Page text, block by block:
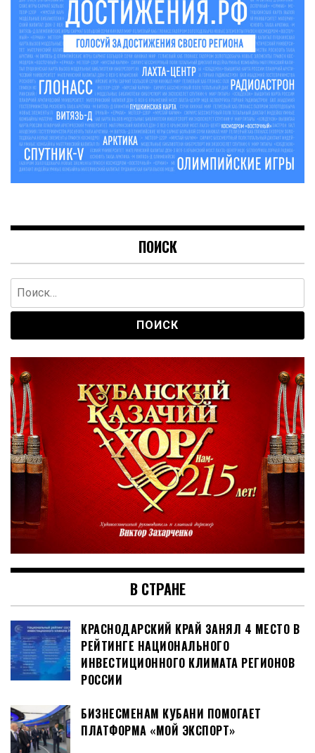
ПОИСК
Найти:
В СТРАНЕ
КРАСНОДАРСКИЙ КРАЙ ЗАНЯЛ 4 МЕСТО В
РЕЙТИНГЕ НАЦИОНАЛЬНОГО
ИНВЕСТИЦИОННОГО КЛИМАТА РЕГИОНОВ
РОССИИ
БИЗНЕСМЕНАМ КУБАНИ ПОМОГАЕТ
ПЛАТФОРМА «МОЙ ЭКСПОРТ»